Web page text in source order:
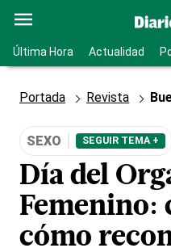
Última Hora Actualidad
Portada Revista
SEXO SEGUIR TEMA +
Día del
Femenino:
cómo